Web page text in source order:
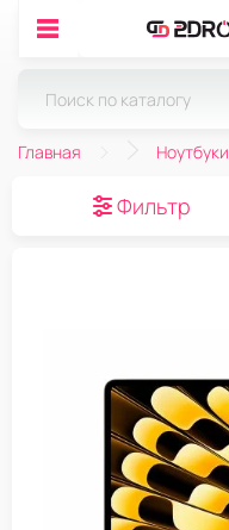
Главная Ноутбуки
Фильтр